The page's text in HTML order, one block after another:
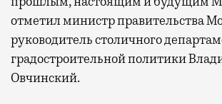
отметил министр правительства
руководитель столичного
градостроительной политики
Овчинский.